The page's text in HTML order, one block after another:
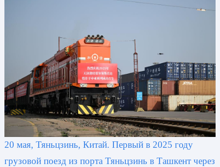
20 мая, Тяньцзинь, Китай. Первый в 2025 году
грузовой поезд из порта Тяньцзинь в Ташкент через